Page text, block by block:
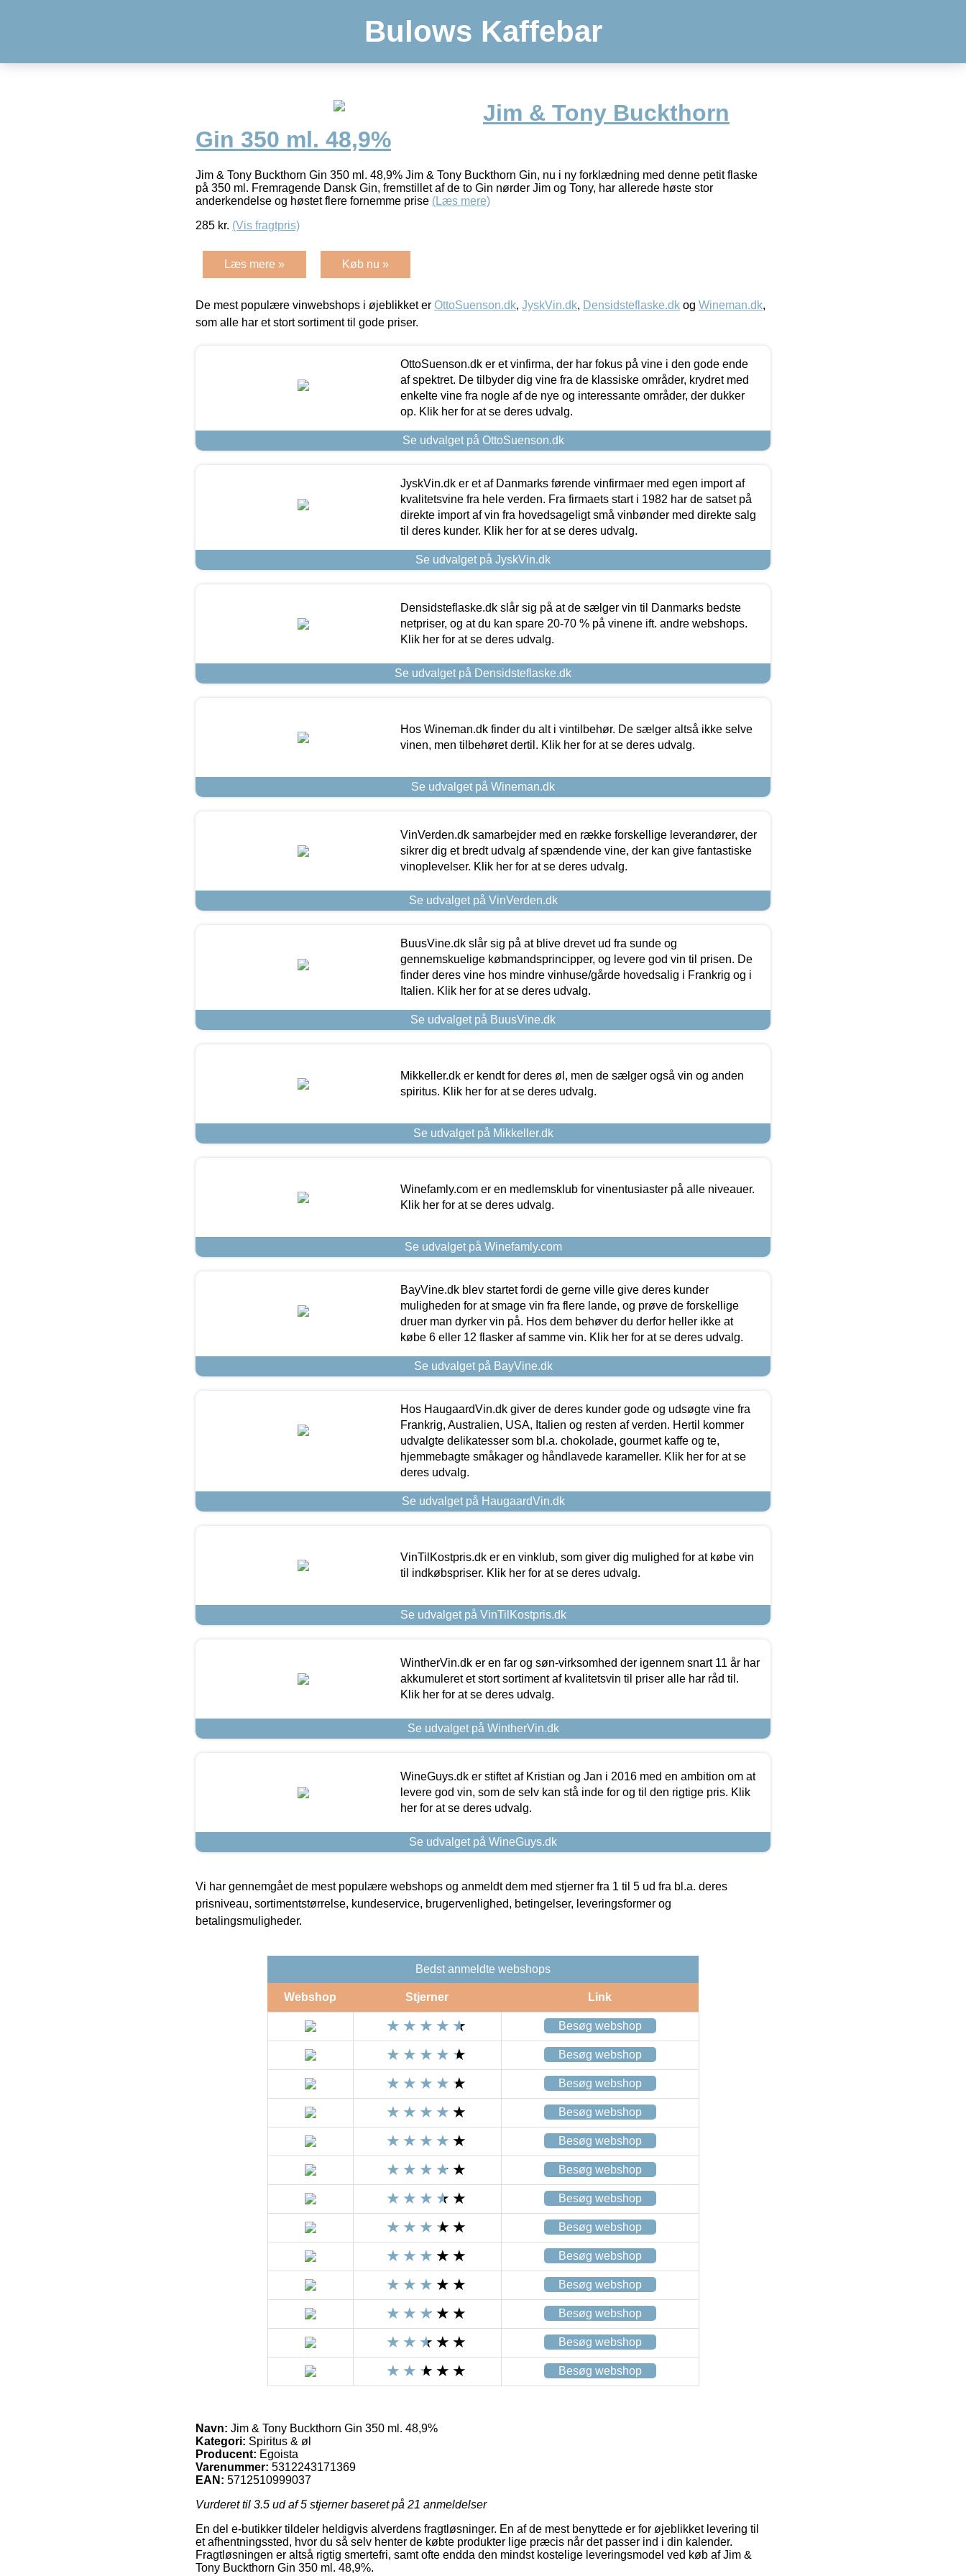
Bulows Kaffebar
Jim & Tony Buckthorn
Gin 350 ml. 48,9%
Jim & Tony Buckthorn Gin 350 ml. 48,9% Jim & Tony Buckthorn Gin, nu i ny forklædning med denne petit flaske
på 350 ml. Fremragende Dansk Gin, fremstillet af de to Gin nørder Jim og Tony, har allerede høste stor
anderkendelse og høstet flere fornemme prise (Læs mere)
285 kr. (Vis fragtpris)
Læs mere » Køb nu »
De mest populære vinwebshops i øjeblikket er OttoSuenson.dk, JyskVin.dk, Densidsteflaske.dk og Wineman.dk,
som alle har et stort sortiment til gode priser.
OttoSuenson.dk er et vinfirma, der har fokus på vine i den gode ende
af spektret. De tilbyder dig vine fra de klassiske områder, krydret med
enkelte vine fra nogle af de nye og interessante områder, der dukker
op. Klik her for at se deres udvalg.
Se udvalget på OttoSuenson.dk
JyskVin.dk er et af Danmarks førende vinfirmaer med egen import af
kvalitetsvine fra hele verden. Fra firmaets start i 1982 har de satset på
direkte import af vin fra hovedsageligt små vinbønder med direkte salg
til deres kunder. Klik her for at se deres udvalg.
Se udvalget på JyskVin.dk
Densidsteflaske.dk slår sig på at de sælger vin til Danmarks bedste
netpriser, og at du kan spare 20-70 % på vinene ift. andre webshops.
Klik her for at se deres udvalg.
Se udvalget på Densidsteflaske.dk
Hos Wineman.dk finder du alt i vintilbehør. De sælger altså ikke selve
vinen, men tilbehøret dertil. Klik her for at se deres udvalg.
Se udvalget på Wineman.dk
VinVerden.dk samarbejder med en række forskellige leverandører, der
sikrer dig et bredt udvalg af spændende vine, der kan give fantastiske
vinoplevelser. Klik her for at se deres udvalg.
Se udvalget på VinVerden.dk
BuusVine.dk slår sig på at blive drevet ud fra sunde og
gennemskuelige købmandsprincipper, og levere god vin til prisen. De
finder deres vine hos mindre vinhuse/gårde hovedsalig i Frankrig og i
Italien. Klik her for at se deres udvalg.
Se udvalget på BuusVine.dk
Mikkeller.dk er kendt for deres øl, men de sælger også vin og anden
spiritus. Klik her for at se deres udvalg.
Se udvalget på Mikkeller.dk
Winefamly.com er en medlemsklub for vinentusiaster på alle niveauer.
Klik her for at se deres udvalg.
Se udvalget på Winefamly.com
BayVine.dk blev startet fordi de gerne ville give deres kunder
muligheden for at smage vin fra flere lande, og prøve de forskellige
druer man dyrker vin på. Hos dem behøver du derfor heller ikke at
købe 6 eller 12 flasker af samme vin. Klik her for at se deres udvalg.
Se udvalget på BayVine.dk
Hos HaugaardVin.dk giver de deres kunder gode og udsøgte vine fra
Frankrig, Australien, USA, Italien og resten af verden. Hertil kommer
udvalgte delikatesser som bl.a. chokolade, gourmet kaffe og te,
hjemmebagte småkager og håndlavede karameller. Klik her for at se
deres udvalg.
Se udvalget på HaugaardVin.dk
VinTilKostpris.dk er en vinklub, som giver dig mulighed for at købe vin
til indkøbspriser. Klik her for at se deres udvalg.
Se udvalget på VinTilKostpris.dk
WintherVin.dk er en far og søn-virksomhed der igennem snart 11 år har
akkumuleret et stort sortiment af kvalitetsvin til priser alle har råd til.
Klik her for at se deres udvalg.
Se udvalget på WintherVin.dk
WineGuys.dk er stiftet af Kristian og Jan i 2016 med en ambition om at
levere god vin, som de selv kan stå inde for og til den rigtige pris. Klik
her for at se deres udvalg.
Se udvalget på WineGuys.dk
Vi har gennemgået de mest populære webshops og anmeldt dem med stjerner fra 1 til 5 ud fra bl.a. deres
prisniveau, sortimentstørrelse, kundeservice, brugervenlighed, betingelser, leveringsformer og
betalingsmuligheder.
Bedst anmeldte webshops
Webshop Stjerner Link
Besøg webshop
Besøg webshop
Besøg webshop
Besøg webshop
Besøg webshop
Besøg webshop
Besøg webshop
Besøg webshop
Besøg webshop
Besøg webshop
Besøg webshop
Besøg webshop
Besøg webshop
Navn: Jim & Tony Buckthorn Gin 350 ml. 48,9%
Kategori: Spiritus & øl
Producent: Egoista
Varenummer: 5312243171369
EAN: 5712510999037
Vurderet til 3.5 ud af 5 stjerner baseret på 21 anmeldelser
En del e-butikker tildeler heldigvis alverdens fragtløsninger. En af de mest benyttede er for øjeblikket levering til
et afhentningssted, hvor du så selv henter de købte produkter lige præcis når det passer ind i din kalender.
Fragtløsningen er altså rigtig smertefri, samt ofte endda den mindst kostelige leveringsmodel ved køb af Jim &
Tony Buckthorn Gin 350 ml. 48,9%.